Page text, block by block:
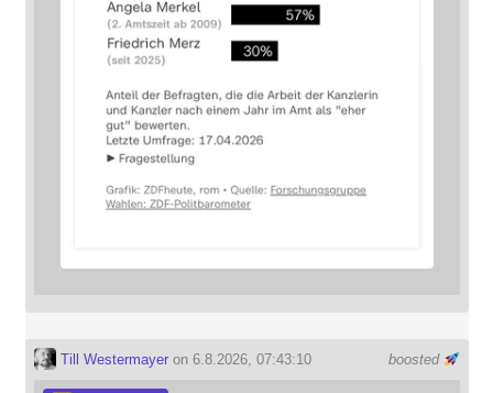
boosted
Till Westermayeron 6.8.2026, 07:43:10